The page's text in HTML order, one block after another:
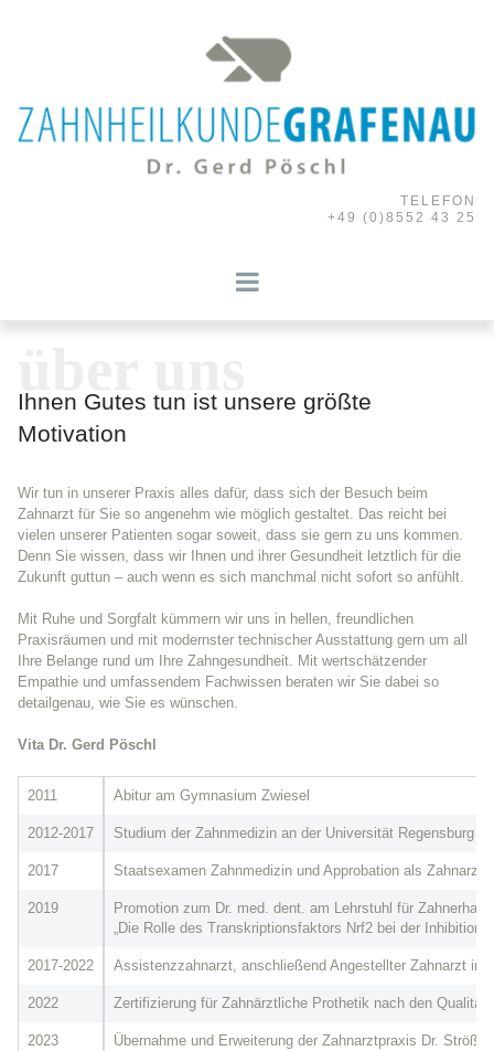
TELEFON
+49 (0)8552 43 25
Ihnen Gutes tun ist unsere größte
Motivation
Wir tun in unserer Praxis alles dafür, dass sich der Besuch beim
Zahnarzt für Sie so angenehm wie möglich gestaltet. Das reicht bei
vielen unserer Patienten sogar soweit, dass sie gern zu uns kommen.
Denn Sie wissen, dass wir Ihnen und ihrer Gesundheit letztlich für die
Zukunft guttun – auch wenn es sich manchmal nicht sofort so anfühlt.
Mit Ruhe und Sorgfalt kümmern wir uns in hellen, freundlichen
Praxisräumen und mit modernster technischer Ausstattung gern um all
Ihre Belange rund um Ihre Zahngesundheit. Mit wertschätzender
Empathie und umfassendem Fachwissen beraten wir Sie dabei so
detailgenau, wie Sie es wünschen.
Vita Dr. Gerd Pöschl
2011 Abitur am Gymnasium Zwiesel
2012-2017 Studium der Zahnmedizin an der Universität Regensburg
2017 Staatsexamen Zahnmedizin und Approbation als Zahnarzt
2019
Promotion zum Dr. med. dent. am Lehrstuhl für
„Die Rolle des Transkriptionsfaktors Nrf2 bei der Inhibition
2017-2022 Assistenzzahnarzt, anschließend Angestellter Zahnarzt in
2022 Zertifizierung für Zahnärztliche Prothetik nach den
2023 Übernahme und Erweiterung der Zahnarztpraxis Dr.